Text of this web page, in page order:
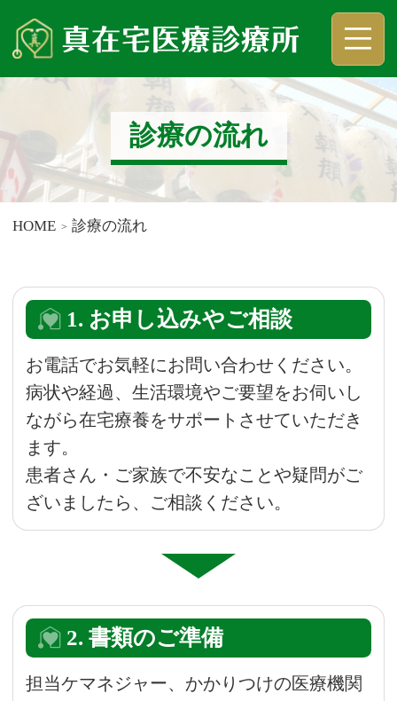
真在宅医療診療所
診療の流れ
HOME 診療の流れ
1. お申し込みやご相談
お電話でお気軽にお問い合わせください。
病状や経過、生活環境やご要望をお伺いし
ながら在宅療養をサポートさせていただき
ます。
患者さん・ご家族で不安なことや疑問がご
ざいましたら、ご相談ください。
2. 書類のご準備
担当ケマネジャー、かかりつけの医療機関